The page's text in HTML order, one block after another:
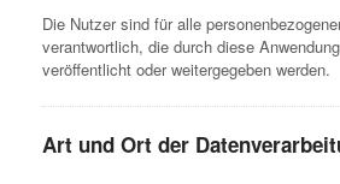
Die Nutzer sind für alle
verantwortlich, die durch diese
veröffentlicht oder weitergegeben werden.
Art und Ort der